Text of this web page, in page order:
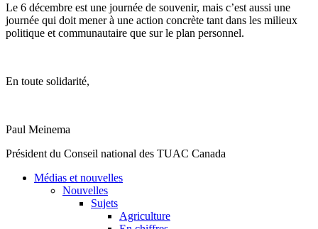
Le 6 décembre est une journée de souvenir, mais c’est aussi une
journée qui doit mener à une action concrète tant dans les milieux
politique et communautaire que surle plan personnel.
En toute solidarité,
Paul Meinema
Président du Conseil national des TUAC Canada
Médias et nouvelles
Nouvelles
Sujets
Agriculture